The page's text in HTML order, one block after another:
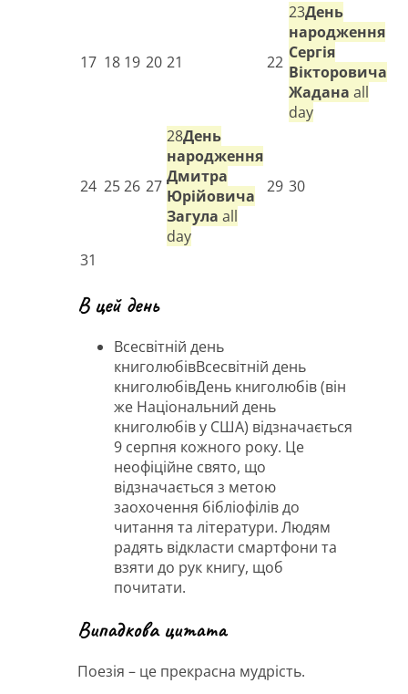
17 18 19 20 21 22
23День
народження
Сергія
Вікторовича
Жадана all
day
24 2526 27
28День
народження
Дмитра
Юрійовича
Загула all
day
29 30
31
В цей день
Всесвітній день
книголюбівВсесвітній день
книголюбівДень книголюбів (він
же Національний день
книголюбів у США) відзначається
9 серпня кожного року. Це
неофіційне свято, що
відзначається з метою
заохочення бібліофілів до
читання та літератури. Людям
радять відкласти смартфони та
взяти до рук книгу, щоб
почитати.
Випадкова цитата
Поезія – це прекрасна мудрість.